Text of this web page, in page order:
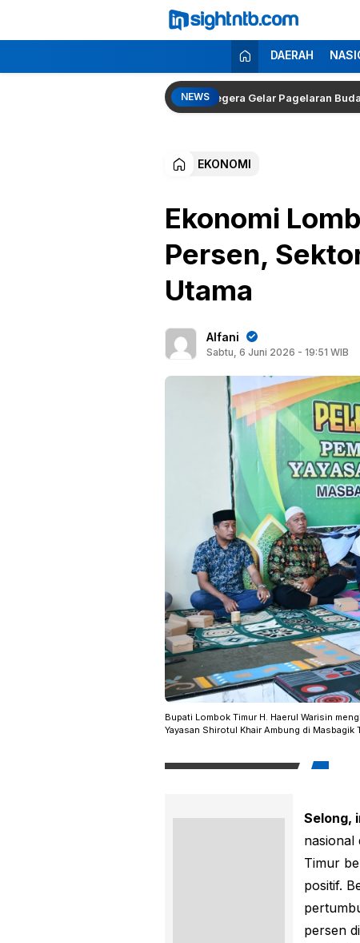
konten
Berita Seputar NTB DAERAH
NEWS
Desa Sakra Segera Gelar Pagelaran Budaya
EKONOMI
Ekonomi
Persen,
Utama
Alfani
Sabtu, 6 Juni 2026 - 19:51 WIB
Bupati Lombok Timur H. Haerul Warisin
Yayasan Shirotul Khair Ambung di
Selong,
nasional
Timur
positif.
persen